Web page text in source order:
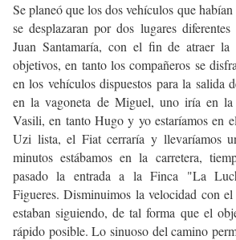
Se planeó que los dos vehículos que
se desplazaran por dos lugares
Juan Santamaría, con el fin de atraer la
objetivos, en tanto los compañeros se
en los vehículos dispuestos para la salida
en la vagoneta de Miguel, uno iría en
Vasili, en tanto Hugo y yo estaríamos en
Uzi lista, el Fiat cerraría y llevaríamos
minutos estábamos en la carretera,
pasado la entrada a la Finca "La
Figueres. Disminuimos la velocidad con
estaban siguiendo, de tal forma que el
rápido posible. Lo sinuoso del camino